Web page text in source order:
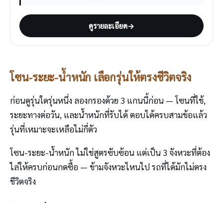
ดูรายละเอียด→
โซน-ระยะ-น้ำหนัก เลือกรุ่นให้ตรงชีวิตจริง
ก่อนดูรุ่นใดรุ่นหนึ่ง ลองกรองด้วย 3 แกนนี้ก่อน — โซนที่ใช้,
ระยะทางต่อวัน, และน้ำหนักที่รับได้ ตอบได้ครบสามข้อแล้ว
รุ่นที่เหมาะจะเหลือไม่กี่ตัว
โซน-ระยะ-น้ำหนัก ไม่ใช่สูตรซับซ้อน แต่เป็น 3 จังหวะที่ต้อง
ไล่ให้ครบก่อนกดซื้อ — ข้ามจังหวะไหนไป รถที่ได้มักไม่ตรง
ชีวิตจริง